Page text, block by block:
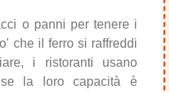
o panni per tenere i
che il ferro si raffreddi
i ristoranti usano
la loro capacità è